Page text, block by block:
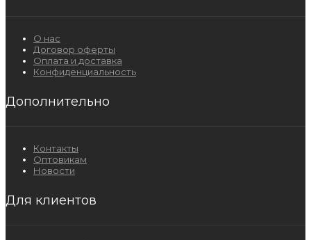
О нас
Договор оферты
Оплата и доставка
Конфиденциальность
Дополнительно
Контакты
Оптовикам
Новости
Для клиентов